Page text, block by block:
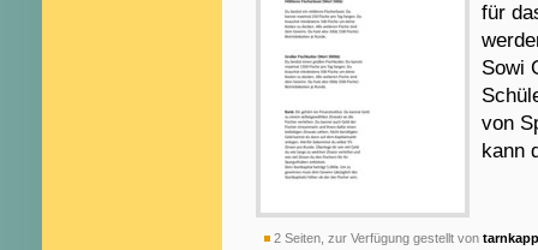
für
Sowi
von
kann
2 Seiten, zur Verfügung gestellt von